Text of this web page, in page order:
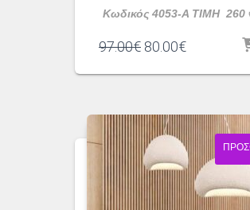
Κωδικός 4053-A ΤΙΜΗ 260
97.00€ Original
was:
80.00€Η
τιμή
80.00€.